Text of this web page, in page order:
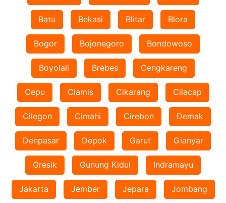
Batu Bekasi Blitar Blora
Bogor Bojonegoro Bondowoso
Boyolali Brebes Cengkareng
Cepu Ciamis Cikarang Cilacap
Cilegon Cimahi Cirebon Demak
Denpasar Depok Garut Gianyar
Gresik Gunung Kidul Indramayu
Jakarta Jember Jepara Jombang